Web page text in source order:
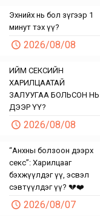
Эхнийх нь бол зүгээр 1
минут тэх үү?
2026/08/08
ИЙМ СЕКСИЙН
ХАРИЛЦААТАЙ
ЗАЛУУГАА БОЛЬСОН НЬ
ДЭЭР ҮҮ?
2026/08/08
“Анхны болзоон дээрх
секс”: Харилцааг
бэхжүүлдэг үү, эсвэл
сэвтүүлдэг үү? 💔❤️
2026/08/07